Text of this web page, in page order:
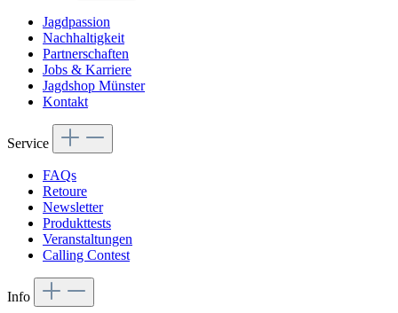
Jagdpassion
Nachhaltigkeit
Partnerschaften
Jobs & Karriere
Jagdshop Münster
Kontakt
Service
FAQs
Retoure
Newsletter
Produkttests
Veranstaltungen
Calling Contest
Info